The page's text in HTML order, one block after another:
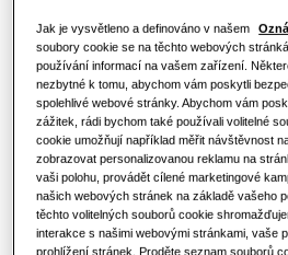
Výhody tepelného
Co je to klimatizace a jak
KOMERČNÍ ŘEŠENÍ
Hotely
Klimatizační řešení
Řešení tepelných
ŘEŠENÍ PRO KOMERČNÍ
Klimatizační řešení
Produkty
Produkty Hero
O společnosti Samsung
VÝKON: 20.0KW
Jak je vysvětleno a definováno v našem
soubory cookie se na těchto webových
používání informací na vašem zařízení.
nezbytné k tomu, abychom vám poskytli
spolehlivé webové stránky. Abychom vám
zážitek, rádi bychom také používali volitelné
cookie umožňují například měřit návštěvnost
zobrazovat personalizovanou reklamu na
vaši polohu, provádět cílené marketingové
našich webových stránek na základě vašeho
těchto volitelných souborů cookie
interakce s našimi webovými stránkami, vaše
prohlížení stránek. Proděte seznam souborů